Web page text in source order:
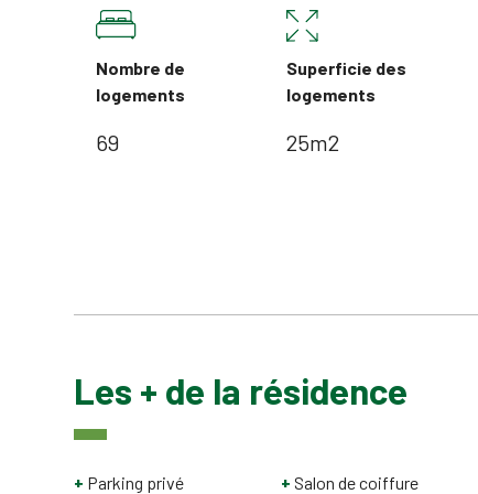
Nombre de
logements
69
Superficie des
logements
25m2
Les + de la résidence
Parking privé Salon de coiffure